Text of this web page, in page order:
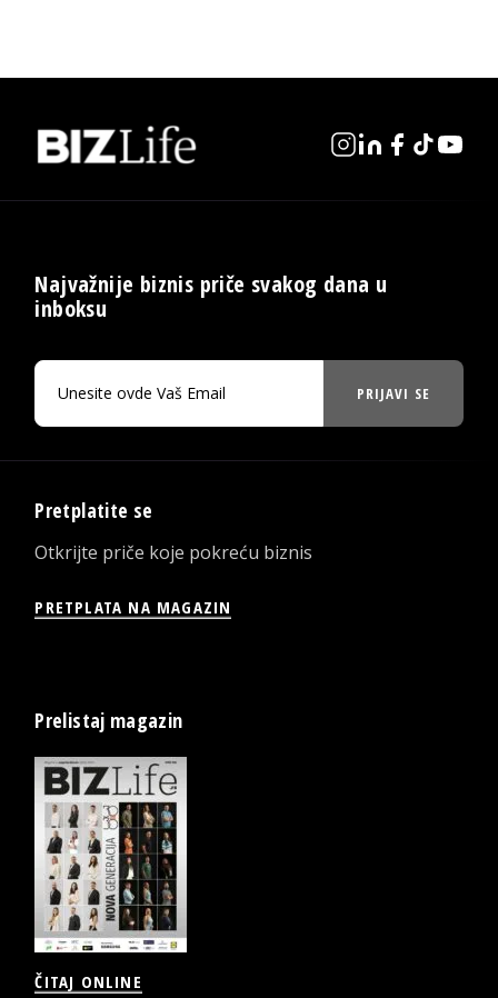
Najvažnije biznis priče svakog dana u
inboksu
PRIJAVI SE
Pretplatite se
Otkrijte priče koje pokreću biznis
PRETPLATA NA MAGAZIN
Prelistaj magazin
ČITAJ ONLINE